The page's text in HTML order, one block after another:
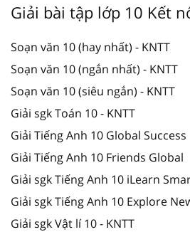
Giải bài tập lớp 10 Kết
Soạn văn 10 (hay nhất) - KNTT
Soạn văn 10 (ngắn nhất) - KNTT
Soạn văn 10 (siêu ngắn) - KNTT
Giải sgk Toán 10 - KNTT
Giải Tiếng Anh 10 Global Success
Giải Tiếng Anh 10 Friends Global
Giải sgk Tiếng Anh 10 iLearn
Giải sgk Tiếng Anh 10 Explore
Giải sgk Vật lí 10 - KNTT